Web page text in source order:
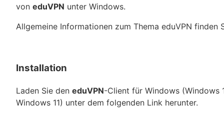
von eduVPN unter Windows.
Allgemeine Informationen zum Thema eduVPN finden
Installation
Laden Sie den eduVPN-Client für Windows (Windows
Windows 11) unter dem folgenden Link herunter.